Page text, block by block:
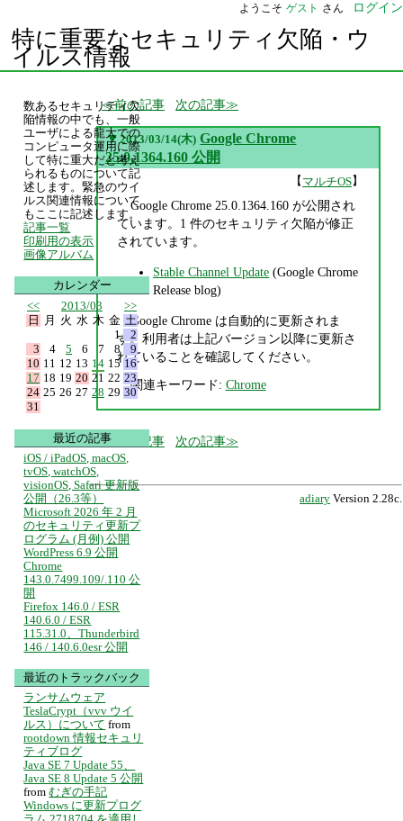
ようこそ ゲスト さん ログイン
特に重要なセキュリティ欠陥・ウ
イルス情報
前の記事 次の記事
▼ 2013/03/14(木) Google Chrome
25.0.1364.160 公開
【マルチOS】
Google Chrome 25.0.1364.160 が公開され
ています。1 件のセキュリティ欠陥が修正
されています。
Stable Channel Update (Google Chrome
Release blog)
Google Chrome は自動的に更新されま
す。利用者は上記バージョン以降に更新さ
れていることを確認してください。
関連キーワード: Chrome
前の記事 次の記事
adiary Version 2.28c.
数あるセキュリティ欠
陥情報の中でも、一般
ユーザによる龍大での
コンピュータ運用に際
して特に重大だと考え
られるものについて記
述します。緊急のウイ
ルス関連情報について
もここに記述します。
記事一覧
印刷用の表示
画像アルバム
カレンダー
<<
2013/03
>>
日
月 火 水 木 金 土
1
2
3
4 5 6 7 8
9
10 11 12 13 14 15 16
17 18 19 20 21 22 23
24 25 26 27 28 29 30
31
最近の記事
iOS / iPadOS, macOS,
tvOS, watchOS,
visionOS, Safari 更新版
公開（26.3等）
Microsoft 2026 年 2 月
のセキュリティ更新プ
ログラム (月例) 公開
WordPress 6.9 公開
Chrome
143.0.7499.109/.110 公
開
Firefox 146.0 / ESR
140.6.0 / ESR
115.31.0、Thunderbird
146 / 140.6.0esr 公開
最近のトラックバック
ランサムウェア
TeslaCrypt（vvv ウイ
ルス）について from
rootdown 情報セキュリ
ティブログ
Java SE 7 Update 55、
Java SE 8 Update 5 公開
from むぎの手記
Windows に更新プログ